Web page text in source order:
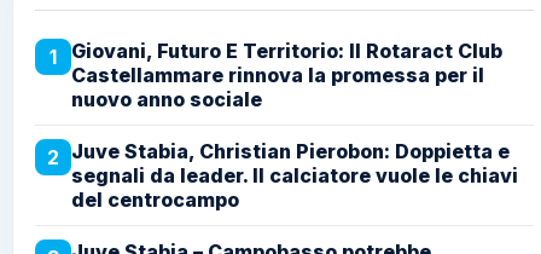
1
Giovani, Futuro E Territorio: Il Rotaract Club
Castellammare rinnova la promessa per il
nuovo anno sociale
2 Juve Stabia, Christian Pierobon: Doppietta e
segnali da leader. Il calciatore vuole le chiavi
del centrocampo